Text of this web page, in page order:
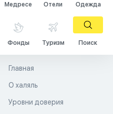
Медресе Отели Одежда
Фонды Туризм Поиск
Главная
О халяль
Уровни доверия